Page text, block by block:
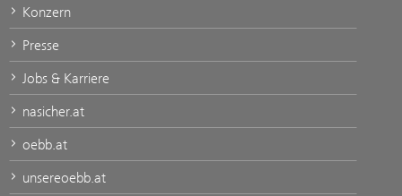
Konzern
Presse
Jobs & Karriere
nasicher.at
oebb.at
unsereoebb.at